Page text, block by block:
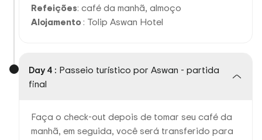
Refeições: café da manhã, almoço
Alojamento: Tolip Aswan Hotel
Day 4 : Passeio turístico por Aswan - partida
final
Faça o check-out depois de tomar seu café da
manhã, em seguida, você será transferido para